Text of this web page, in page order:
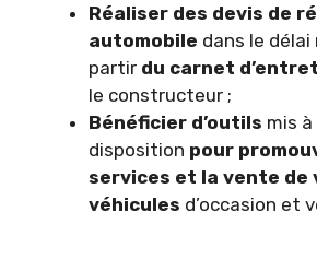
Réaliser des devis de
automobile dans le délai
partir du carnet
le constructeur ;
Bénéficier d’outils mis
disposition pour
services et la vente de
véhicules d’occasion et